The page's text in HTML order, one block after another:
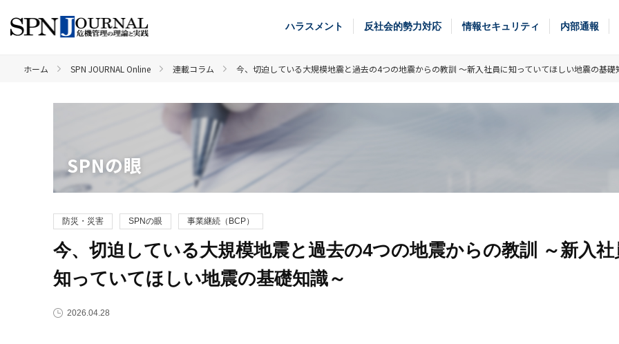
ハラスメント 反社会的勢力対応 情報セキュリティ 内部通報
ホーム SPN JOURNAL Online 連載コラム 今、切迫している大規模地震と過去の4つの地震からの教訓 ～新入社員に知っていてほしい地震の基礎
SPNの眼
防災・災害 SPNの眼 事業継続（BCP）
今、切迫している大規模地震と過去の4つの地震からの教訓 ～新入社
知っていてほしい地震の基礎知識～
2026.04.28